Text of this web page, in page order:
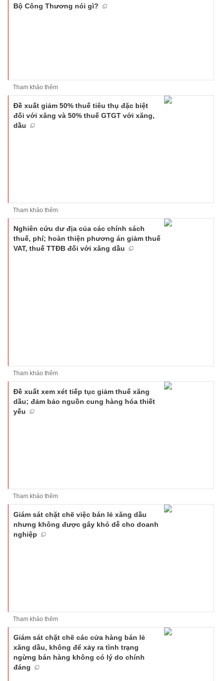
Bộ Công Thương nói gì?
Tham khảo thêm
Đề xuất giảm 50% thuế tiêu thụ đặc biệt
đối với xăng và 50% thuế GTGT với xăng,
dầu
Tham khảo thêm
Nghiên cứu dư địa của các chính sách
thuế, phí; hoàn thiện phương án giảm thuế
VAT, thuế TTĐB đối với xăng dầu
Tham khảo thêm
Đề xuất xem xét tiếp tục giảm thuế xăng
dầu; đảm bảo nguồn cung hàng hóa thiết
yếu
Tham khảo thêm
Giám sát chặt chẽ việc bán lẻ xăng dầu
nhưng không được gây khó dễ cho doanh
nghiệp
Tham khảo thêm
Giám sát chặt chẽ các cửa hàng bán lẻ
xăng dầu, không để xảy ra tình trạng
ngừng bán hàng không có lý do chính
đáng